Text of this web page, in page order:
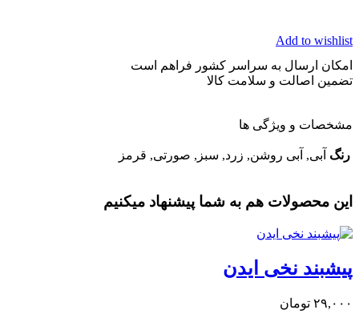
Add to wishlist
امکان ارسال به سراسر کشور فراهم است
تضمین اصالت و سلامت کالا
مشخصات و ویژگی ها
رنگ آبی, آبی روشن, زرد, سبز, صورتی, قرمز
این محصولات هم به شما پیشنهاد میکنیم
پیشبند نخی ایدن
۲۹,۰۰۰ تومان